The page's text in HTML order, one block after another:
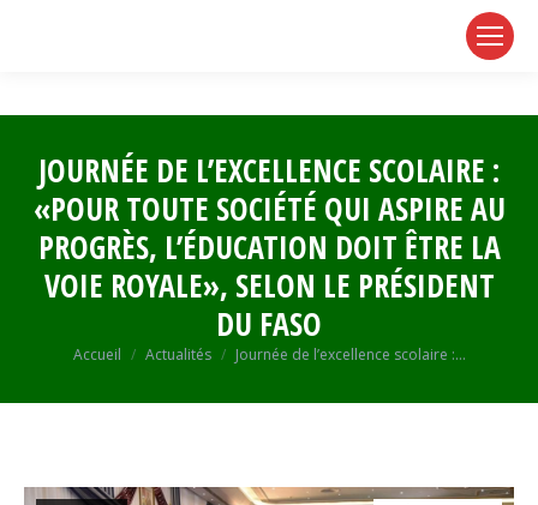
JOURNÉE DE L’EXCELLENCE SCOLAIRE :
«POUR TOUTE SOCIÉTÉ QUI ASPIRE AU
PROGRÈS, L’ÉDUCATION DOIT ÊTRE LA
VOIE ROYALE», SELON LE PRÉSIDENT
DU FASO
Vous êtes ici :
Accueil Actualités Journée de l’excellence scolaire :…